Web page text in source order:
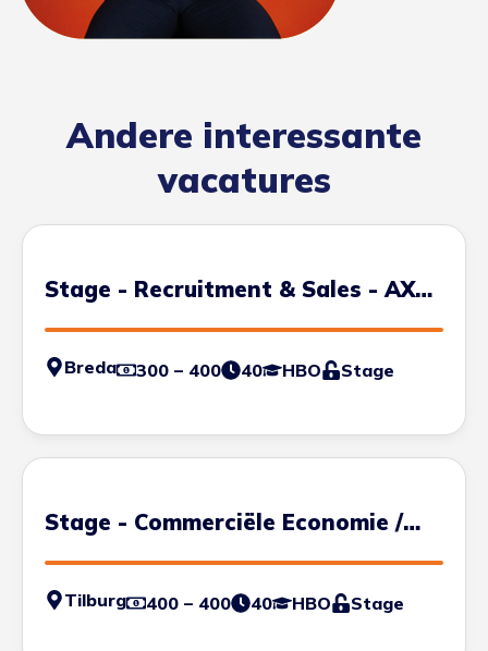
Andere interessante
vacatures
Stage - Recruitment & Sales - AXS
Breda
Breda 300 – 400 40 HBO Stage
Stage - Commerciële Economie /
Sportmarketing /
Ondernemerschap
Tilburg 400 – 400 40 HBO Stage